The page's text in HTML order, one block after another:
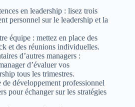
en leadership : lisez trois
personnel sur le leadership et la
équipe : mettez en place des
et des réunions individuelles.
d’autres managers :
d’évaluer vos
tous les trimestres.
développement professionnel
pour échanger sur les stratégies